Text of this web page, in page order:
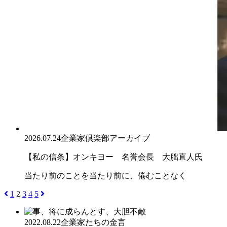
2026.07.24企業家倶楽部アーカイブ
【私の信条】オンキヨー 名誉会長 大朏直人氏
当たり前のことを当たり前に、倦むことなく
1 2 3 4 5
2022.08.22企業家たちの金言